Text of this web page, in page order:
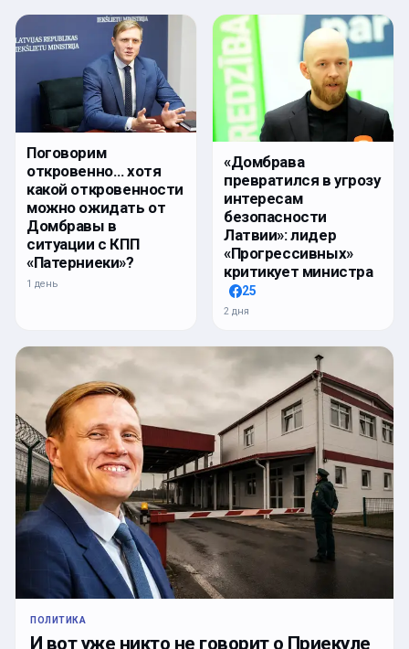
Поговорим
откровенно… хотя
какой откровенности
можно ожидать от
Домбравы в
ситуации с КПП
«Патерниеки»?
1 день
«Домбрава
превратился в угрозу
интересам
безопасности
Латвии»: лидер
«Прогрессивных»
критикует министра
25
2 дня
ПОЛИТИКА
И вот уже никто не говорит о Приекуле